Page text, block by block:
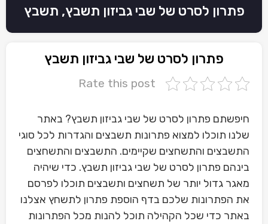
פתרון לסרט של שבי גביזון תשבץ, תשבץ
פתרון לסרט של שבי גביזון תשבץ
Rate this post
חיפשתם פתרון לסרט של שבי גביזון תשבץ? באתר
שלנו תוכלו למצוא פתרונות תשבצים והגדרות לכל סוגי
התשבצים והתשחצים שקיימים. התשבצים והתשחצים
בינהם פתרון לסרט של שבי גביזון תשבץ. כדי שיהיה
מאגר גדול יותר של תשחצים ותשבצים תוכלו לפרסם
את הפתרונות שלכם בדף הוספת פתרון לתשחץ אצלנו
באתר כדי שכל הקהילה תוכל להנות מכל הפתרונות